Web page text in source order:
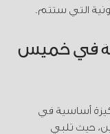
التي ستتم.
في خميس
أساسية في
حيث تلبي